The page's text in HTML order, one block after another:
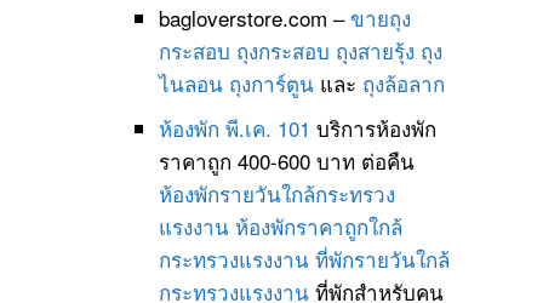
bagloverstore.com –ขายถุง
กระสอบ ถุงกระสอบ ถุงสายรุ้ง ถุง
ไนลอน ถุงการ์ตูนและ ถุงล้อลาก
ห้องพัก พี.เค. 101 บริการห้องพัก
ราคาถูก 400-600 บาท ต่อคืน
ห้องพักรายวันใกล้กระทรวง
แรงงาน ห้องพักราคาถูกใกล้
กระทรวงแรงงาน ที่พักรายวันใกล้
กระทรวงแรงงานที่พักสำหรับคน